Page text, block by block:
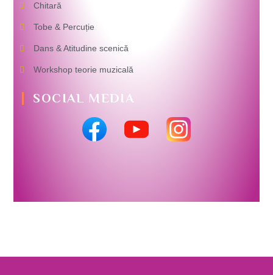
Chitară
Tobe & Percuție
Dans & Atitudine scenică
Workshop teorie muzicală
SOCIAL MEDIA